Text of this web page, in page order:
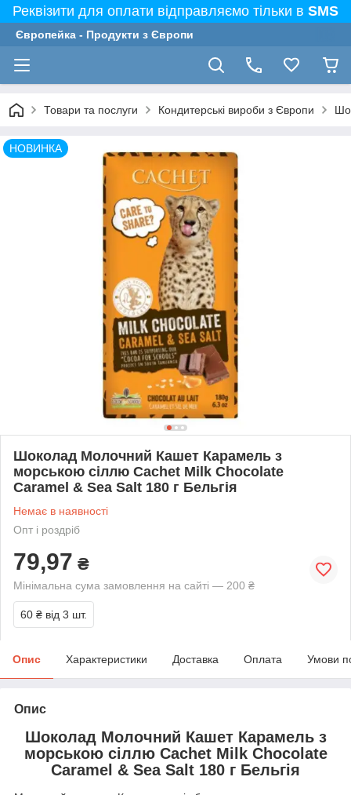
Реквізити для оплати відправляємо тільки в SMS
Європейка - Продукти з Європи
Товари та послуги Кондитерські вироби з Європи
НОВИНКА
Шоколад Молочний Кашет Карамель з
морською сіллю Cachet Milk Chocolate
Caramel & Sea Salt 180 г Бельгія
Немає в наявності
Опт і роздріб
79,97 ₴
Мінімальна сума замовлення на сайті — 200 ₴
60 ₴ від 3 шт.
Опис Характеристики Доставка Оплата Умови
Опис
Шоколад Молочний Кашет Карамель з
морською сіллю Cachet Milk Chocolate
Caramel & Sea Salt 180 г Бельгія